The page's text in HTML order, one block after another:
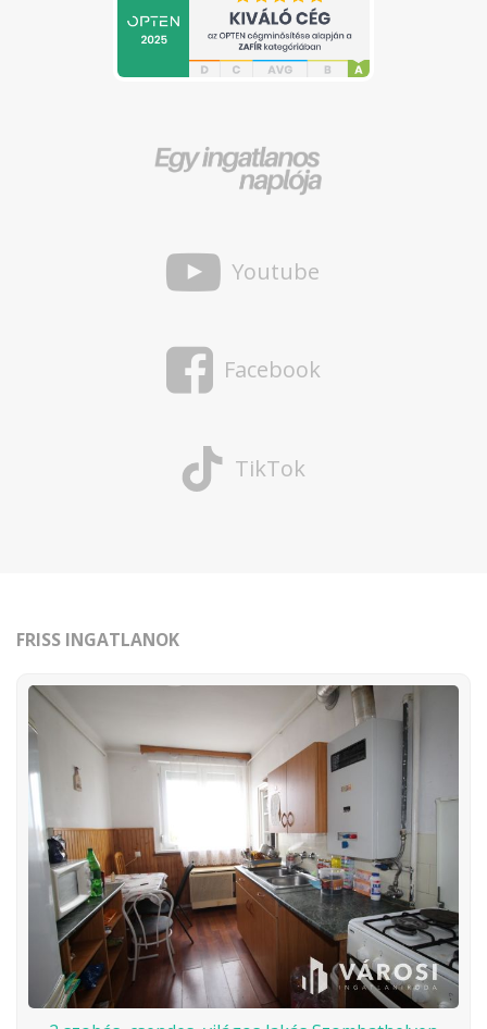
Youtube
Facebook
TikTok
FRISS INGATLANOK